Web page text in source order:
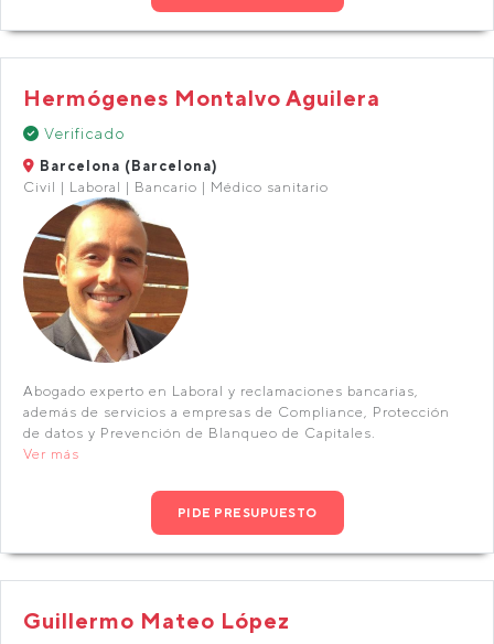
Hermógenes Montalvo Aguilera
Verificado
Barcelona (Barcelona)
Civil | Laboral | Bancario | Médico sanitario
Abogado experto en Laboral y reclamaciones bancarias,
además de servicios a empresas de Compliance, Protección
de datos y Prevención de Blanqueo de Capitales.
Ver más
PIDE PRESUPUESTO
Guillermo Mateo López